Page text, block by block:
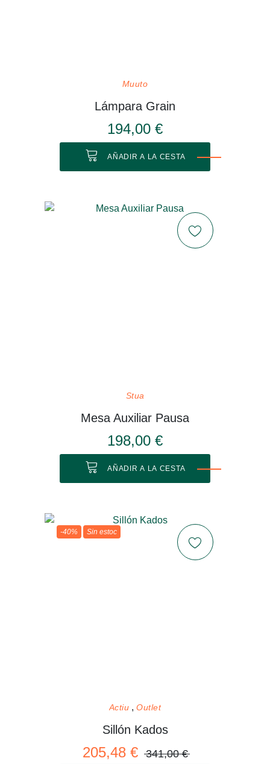
Muuto
Lámpara Grain
194,00 €
AÑADIR A LA CESTA
Stua
Mesa Auxiliar Pausa
198,00 €
AÑADIR A LA CESTA
-40% Sin estoc
Actiu Outlet
Sillón Kados
205,48 € 341,00 €